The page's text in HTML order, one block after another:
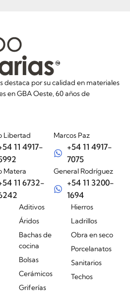
destaca por su calidad en materiales
en GBA Oeste, 60 años de
Libertad
11 4917-
Matera
11 6732-
Marcos Paz
+54 11 4917-
7075
General Rodríguez
+54 11 3200-
1694
Aditivos
Áridos
Bachas de
cocina
Bolsas
Cerámicos
Griferías
Hierros
Ladrillos
Obra en seco
Porcelanatos
Sanitarios
Techos